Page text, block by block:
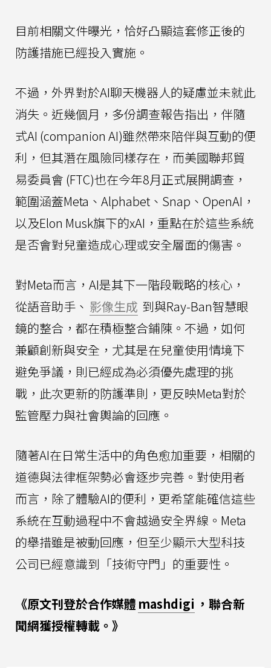
目前相關文件曝光，恰好凸顯這套修正後的
防護措施已經投入實施。
不過，外界對於AI聊天機器人的疑慮並未就此
消失。近幾個月，多份調查報告指出，伴隨
式AI (companion AI)雖然帶來陪伴與互動的便
利，但其潛在風險同樣存在，而美國聯邦貿
易委員會 (FTC)也在今年8月正式展開調查，
範圍涵蓋Meta、Alphabet、Snap、OpenAI，
以及Elon Musk旗下的xAI，重點在於這些系統
是否會對兒童造成心理或安全層面的傷害。
對Meta而言，AI是其下一階段戰略的核心，
從語音助手、 影像生成 到與Ray-Ban智慧眼
鏡的整合，都在積極整合鋪陳。不過，如何
兼顧創新與安全，尤其是在兒童使用情境下
避免爭議，則已經成為必須優先處理的挑
戰，此次更新的防護準則，更反映Meta對於
監管壓力與社會輿論的回應。
隨著AI在日常生活中的角色愈加重要，相關的
道德與法律框架勢必會逐步完善。對使用者
而言，除了體驗AI的便利，更希望能確信這些
系統在互動過程中不會越過安全界線。Meta
的舉措雖是被動回應，但至少顯示大型科技
公司已經意識到「技術守門」的重要性。
《原文刊登於合作媒體 mashdigi ，聯合新
聞網獲授權轉載。》